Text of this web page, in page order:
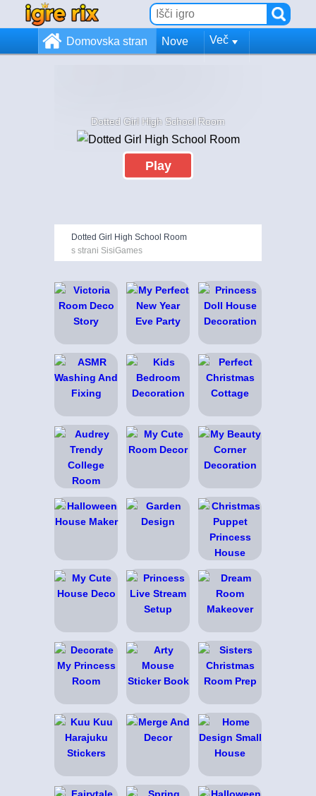
Domovska stran Nove Več
Dotted Girl High School Room
Play
Dotted Girl High School Room
s strani SisiGames